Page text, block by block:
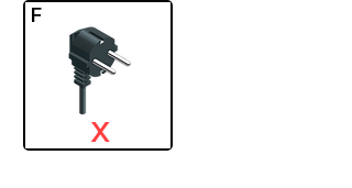
F
X